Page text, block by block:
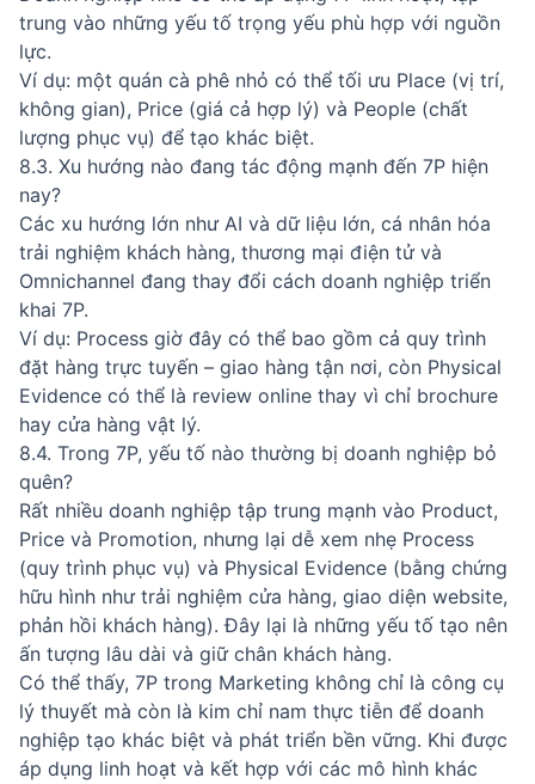
trung vào những yếu tố trọng yếu phù hợp với nguồn
lực.
Ví dụ: một quán cà phê nhỏ có thể tối ưu Place (vị trí,
không gian), Price (giá cả hợp lý) và People (chất
lượng phục vụ) để tạo khác biệt.
8.3. Xu hướng nào đang tác động mạnh đến 7P hiện
nay?
Các xu hướng lớn như AI và dữ liệu lớn, cá nhân hóa
trải nghiệm khách hàng, thương mại điện tử và
Omnichannel đang thay đổi cách doanh nghiệp triển
khai 7P.
Ví dụ: Process giờ đây có thể bao gồm cả quy trình
đặt hàng trực tuyến – giao hàng tận nơi, còn Physical
Evidence có thể là review online thay vì chỉ brochure
hay cửa hàng vật lý.
8.4. Trong 7P, yếu tố nào thường bị doanh nghiệp bỏ
quên?
Rất nhiều doanh nghiệp tập trung mạnh vào Product,
Price và Promotion, nhưng lại dễ xem nhẹ Process
(quy trình phục vụ) và Physical Evidence (bằng chứng
hữu hình như trải nghiệm cửa hàng, giao diện website,
phản hồi khách hàng). Đây lại là những yếu tố tạo nên
ấn tượng lâu dài và giữ chân khách hàng.
Có thể thấy, 7P trong Marketing không chỉ là công cụ
lý thuyết mà còn là kim chỉ nam thực tiễn để doanh
nghiệp tạo khác biệt và phát triển bền vững. Khi được
áp dụng linh hoạt và kết hợp với các mô hình khác